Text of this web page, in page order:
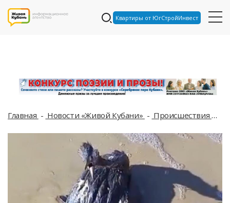
Квартиры от ЮгСтройИнвест
Главная Новости «Живой Кубани» Происшествия